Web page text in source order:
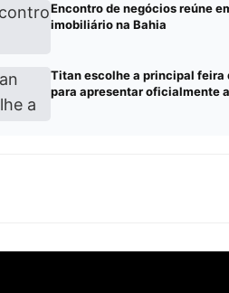
Encontro de negócios reúne
imobiliário na Bahia
Titan escolhe a principal feira
para apresentar oficialmente